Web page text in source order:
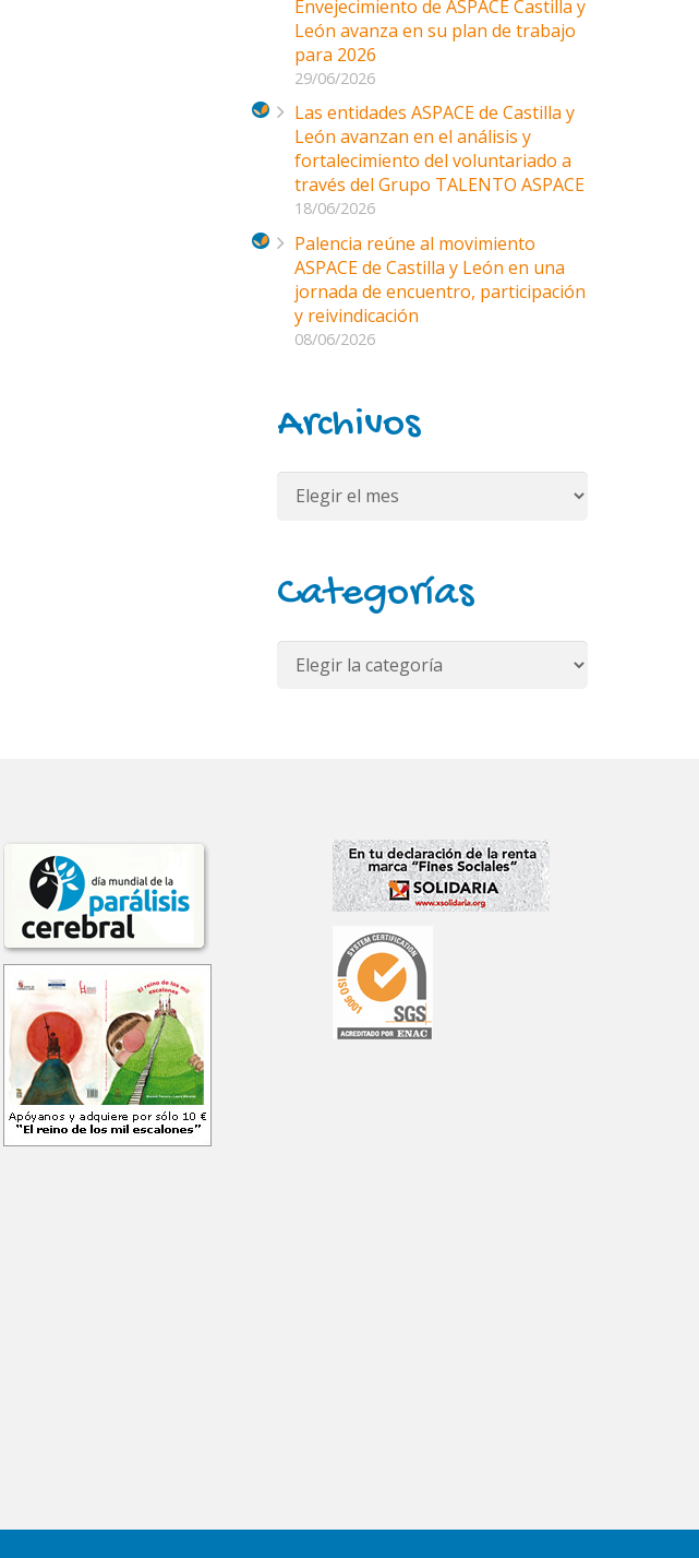
Envejecimiento de ASPACE Castilla y
León avanza en su plan de trabajo
para 2026
29/06/2026
Las entidades ASPACE de Castilla y
León avanzan en el análisis y
fortalecimiento del voluntariado a
través del Grupo TALENTO ASPACE
18/06/2026
Palencia reúne al movimiento
ASPACE de Castilla y León en una
jornada de encuentro, participación
y reivindicación
08/06/2026
Archivos
Archivos
Categorías
Categorías